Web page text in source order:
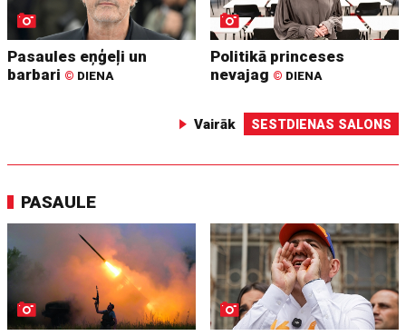
Pasaules eņģeļi un
barbari © DIENA
Politikā princeses
nevajag © DIENA
Vairāk SESTDIENAS SALONS
PASAULE